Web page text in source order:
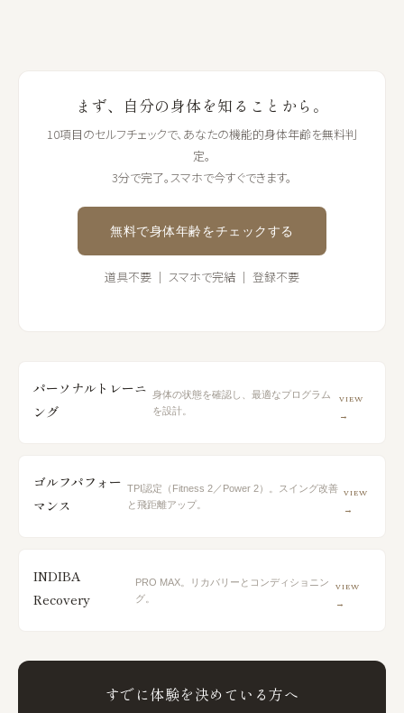
まず、自分の身体を知ることから。
10項目のセルフチェックで、あなたの機能的身体年齢を無料判
定。
3分で完了。スマホで今すぐできます。
無料で身体年齢をチェックする
道具不要 ｜ スマホで完結 ｜ 登録不要
パーソナルトレーニ
ング
身体の状態を確認し、最適なプログラム
を設計。
VIEW
→
ゴルフパフォー
マンス
TPI認定（Fitness 2／Power 2）。スイング改善
と飛距離アップ。
VIEW
→
INDIBA
Recovery
PRO MAX。リカバリーとコンディショニン
グ。
VIEW
→
すでに体験を決めている方へ